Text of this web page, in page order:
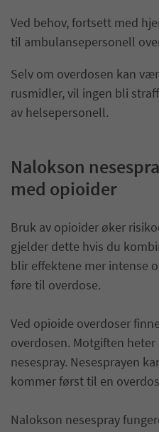
Ved behov, fortsett med
til ambulansepersonell
Selv om overdosen kan
rusmidler, vil ingen bli
av helsepersonell.
Nalokson
med opioider
Bruk av opioider øker
gjelder dette hvis du
blir effektene mer intense
føre til overdose.
Ved opioide overdoser
overdosen. Motgiften
nesespray. Nesesprayen
kommer først til en
Nalokson nesespray